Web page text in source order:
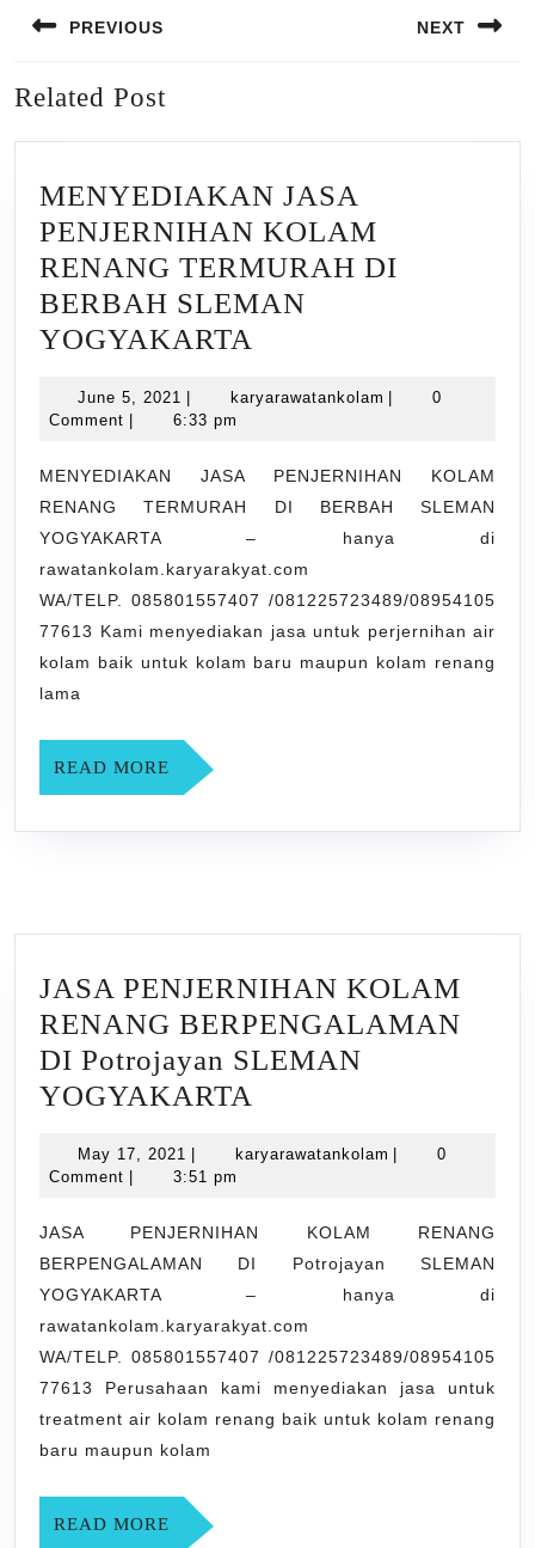
navigation
PREVIOUS
post:
NEXT
Related Post
MENYEDIAKAN JASA
PENJERNIHAN KOLAM
RENANG TERMURAH DI
BERBAH SLEMAN
YOGYAKARTA
PENJERNIHAN
RENANG
TERMURAH
BERBAH
SLEMAN
YOGYAKARTA
June 5, 2021 June
5,
karyarawatankolam
0
Comment
6:33 pm
MENYEDIAKAN JASA PENJERNIHAN KOLAM
RENANG TERMURAH DI BERBAH SLEMAN
YOGYAKARTA – hanya di
rawatankolam.karyarakyat.com
WA/TELP. 085801557407 /081225723489/08954105
77613 Kami menyediakan jasa untuk perjernihan air
kolam baik untuk kolam baru maupun kolam renang
lama
READ MORE READ
MORE
JASA PENJERNIHAN KOLAM
RENANG BERPENGALAMAN
DI Potrojayan SLEMAN
YOGYAKARTA
KOLAM
BERPENGALAMAN
DI
Potrojayan
SLEMAN
YOGYAKARTA
May 17, 2021 May
17,
karyarawatankolam
0
Comment
3:51 pm
JASA PENJERNIHAN KOLAM RENANG
BERPENGALAMAN DI Potrojayan SLEMAN
YOGYAKARTA – hanya di
rawatankolam.karyarakyat.com
WA/TELP. 085801557407 /081225723489/08954105
77613 Perusahaan kami menyediakan jasa untuk
treatment air kolam renang baik untuk kolam renang
baru maupun kolam
READ MORE READ